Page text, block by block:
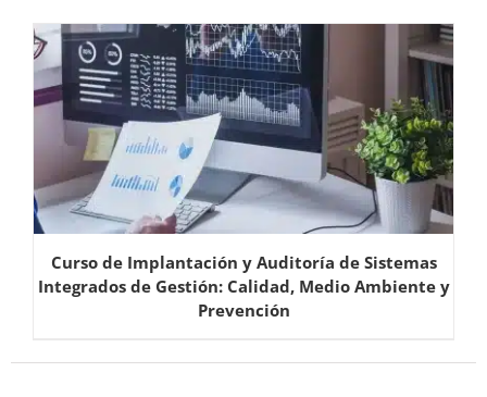
Curso de Implantación y Auditoría de Sistemas
Integrados de Gestión: Calidad, Medio Ambiente y
Prevención